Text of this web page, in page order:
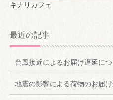
キナリカフェ
最近の記事
台風接近によるお届け遅延につ
地震の影響による荷物のお届